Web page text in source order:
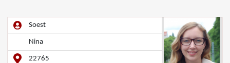
Soest
Nina
22765